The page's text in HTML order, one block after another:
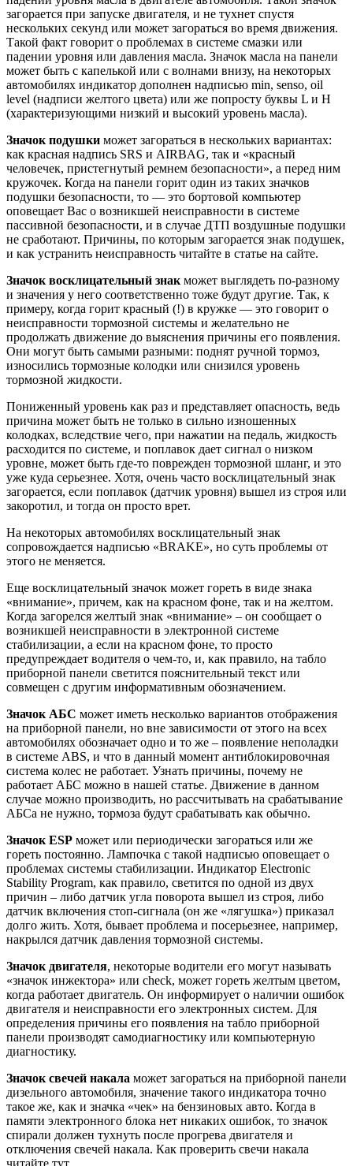
загорается при запуске двигателя, и не тухнет спустя
нескольких секунд или может загораться во время движения.
Такой факт говорит о проблемах в системе смазки или
падении уровня или давления масла. Значок масла на панели
может быть с капелькой или с волнами внизу, на некоторых
автомобилях индикатор дополнен надписью min, senso, oil
level (надписи желтого цвета) или же попросту буквы L и H
(характеризующими низкий и высокий уровень масла).
Значок подушки может загораться в нескольких вариантах:
как красная надпись SRS и AIRBAG, так и «красный
человечек, пристегнутый ремнем безопасности», а перед ним
кружочек. Когда на панели горит один из таких значков
подушки безопасности, то — это бортовой компьютер
оповещает Вас о возникшей неисправности в системе
пассивной безопасности, и в случае ДТП воздушные подушки
не сработают. Причины, по которым загорается знак подушек,
и как устранить неисправность читайте в статье на сайте.
Значок восклицательный знак может выглядеть по-разному
и значения у него соответственно тоже будут другие. Так, к
примеру, когда горит красный (!) в кружке — это говорит о
неисправности тормозной системы и желательно не
продолжать движение до выяснения причины его появления.
Они могут быть самыми разными: поднят ручной тормоз,
износились тормозные колодки или снизился уровень
тормозной жидкости.
Пониженный уровень как раз и представляет опасность, ведь
причина может быть не только в сильно изношенных
колодках, вследствие чего, при нажатии на педаль, жидкость
расходится по системе, и поплавок дает сигнал о низком
уровне, может быть где-то поврежден тормозной шланг, и это
уже куда серьезнее. Хотя, очень часто восклицательный знак
загорается, если поплавок (датчик уровня) вышел из строя или
закоротил, и тогда он просто врет.
На некоторых автомобилях восклицательный знак
сопровождается надписью «BRAKE», но суть проблемы от
этого не меняется.
Еще восклицательный значок может гореть в виде знака
«внимание», причем, как на красном фоне, так и на желтом.
Когда загорелся желтый знак «внимание» – он сообщает о
возникшей неисправности в электронной системе
стабилизации, а если на красном фоне, то просто
предупреждает водителя о чем-то, и, как правило, на табло
приборной панели светится пояснительный текст или
совмещен с другим информативным обозначением.
Значок АБС может иметь несколько вариантов отображения
на приборной панели, но вне зависимости от этого на всех
автомобилях обозначает одно и то же – появление неполадки
в системе ABS, и что в данный момент антиблокировочная
система колес не работает. Узнать причины, почему не
работает АБС можно в нашей статье. Движение в данном
случае можно производить, но рассчитывать на срабатывание
АБСа не нужно, тормоза будут срабатывать как обычно.
Значок ESP может или периодически загораться или же
гореть постоянно. Лампочка с такой надписью оповещает о
проблемах системы стабилизации. Индикатор Electronic
Stability Program, как правило, светится по одной из двух
причин – либо датчик угла поворота вышел из строя, либо
датчик включения стоп-сигнала (он же «лягушка») приказал
долго жить. Хотя, бывает проблема и посерьезнее, например,
накрылся датчик давления тормозной системы.
Значок двигателя, некоторые водители его могут называть
«значок инжектора» или check, может гореть желтым цветом,
когда работает двигатель. Он информирует о наличии ошибок
двигателя и неисправности его электронных систем. Для
определения причины его появления на табло приборной
панели производят самодиагностику или компьютерную
диагностику.
Значок свечей накала может загораться на приборной панели
дизельного автомобиля, значение такого индикатора точно
такое же, как и значка «чек» на бензиновых авто. Когда в
памяти электронного блока нет никаких ошибок, то значок
спирали должен тухнуть после прогрева двигателя и
отключения свечей накала. Как проверить свечи накала